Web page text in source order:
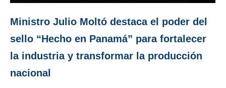
Ministro Julio Moltó destaca el poder del
sello “Hecho en Panamá” para fortalecer
la industria y transformar la producción
nacional